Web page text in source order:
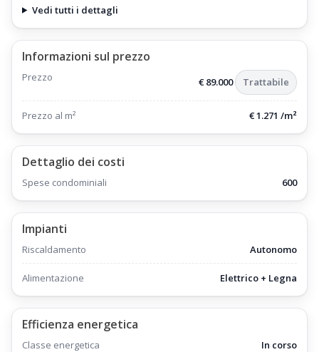
Vedi tutti i dettagli
Informazioni sul prezzo
Prezzo € 89.000 Trattabile
Prezzo al m² € 1.271 /m²
Dettaglio dei costi
Spese condominiali 600
Impianti
Riscaldamento Autonomo
Alimentazione Elettrico + Legna
Efficienza energetica
Classe energetica In corso